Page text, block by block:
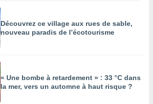
Découvrez ce village aux rues de sable,
nouveau paradis de l’écotourisme
« Une bombe à retardement » : 33 °C dans
la mer, vers un automne à haut risque ?